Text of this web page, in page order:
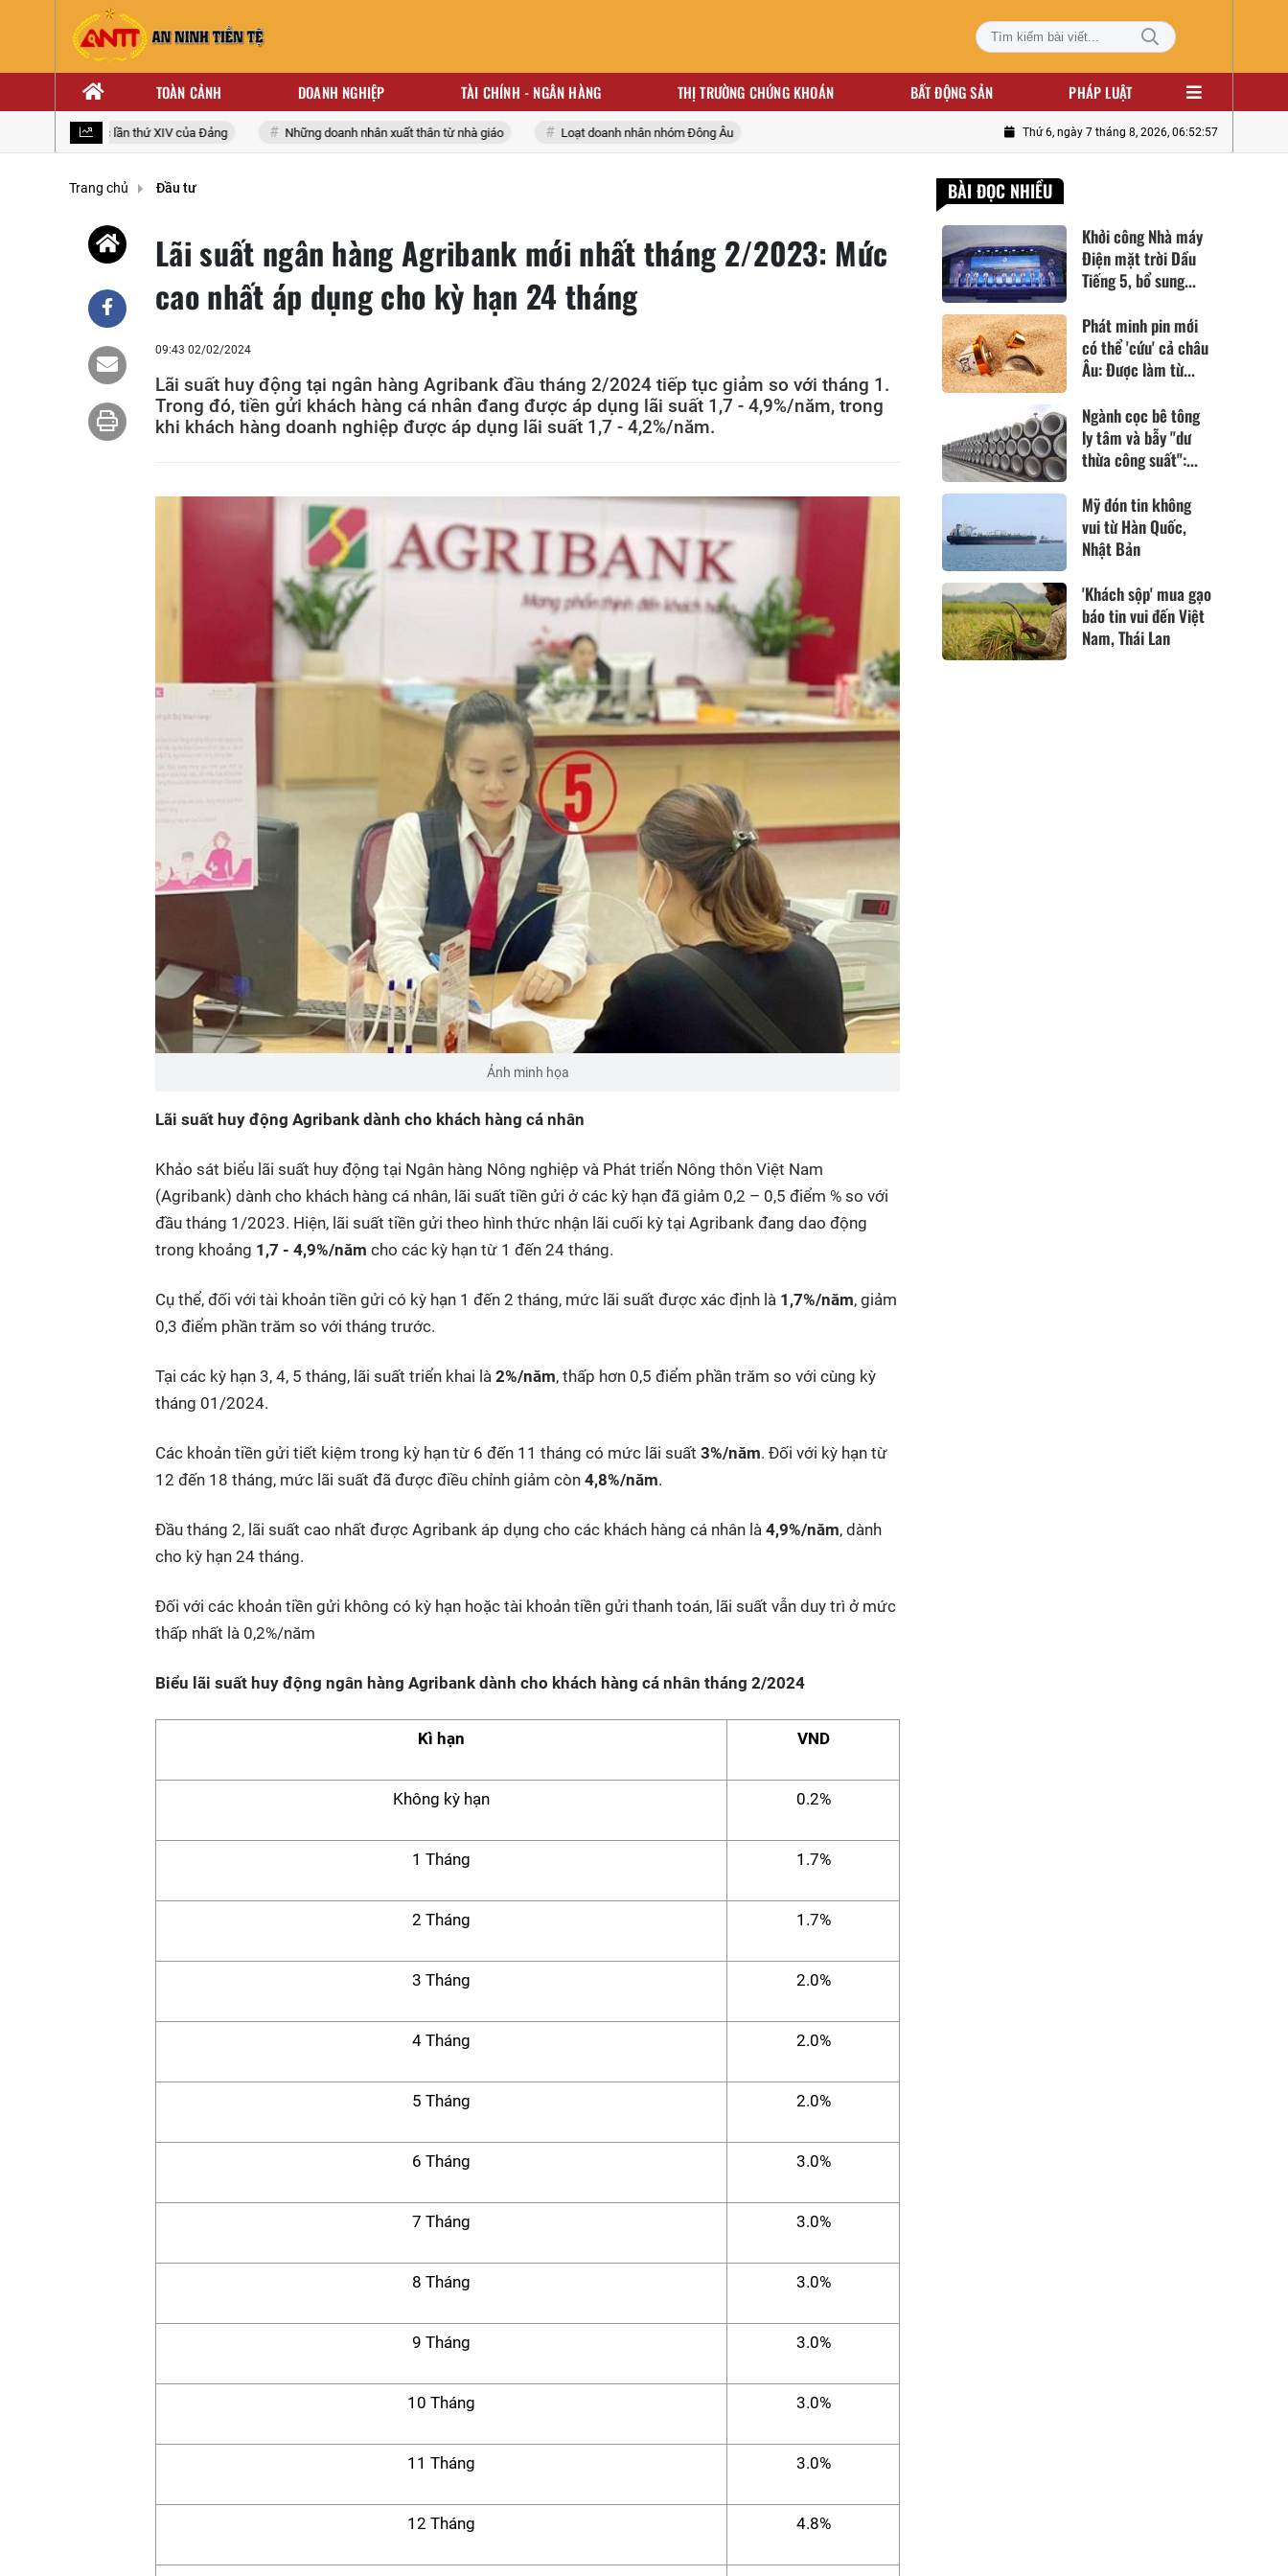
TOÀN CẢNH DOANH NGHIỆP TÀI CHÍNH - NGÂN HÀNG THỊ TRƯỜNG CHỨNG KHOÁN BẤT ĐỘNG SẢN PHÁP LUẬT
biểu toàn quốc lần thứ XIV của Đảng Những doanh nhân xuất thân từ nhà giáo Loạt doanh nhân nhóm Đông Âu Thứ 6, ngày 7 tháng 8, 2026, 06:52:58
Trang chủ Đầu tư
Lãi suất ngân hàng Agribank mới nhất tháng 2/2023: Mức
cao nhất áp dụng cho kỳ hạn 24 tháng
09:43 02/02/2024
Lãi suất huy động tại ngân hàng Agribank đầu tháng 2/2024 tiếp tục giảm so với tháng 1.
Trong đó, tiền gửi khách hàng cá nhân đang được áp dụng lãi suất 1,7 - 4,9%/năm, trong
khi khách hàng doanh nghiệp được áp dụng lãi suất 1,7 - 4,2%/năm.
Ảnh minh họa
Lãi suất huy động Agribank dành cho khách hàng cá nhân
Khảo sát biểu lãi suất huy động tại Ngân hàng Nông nghiệp và Phát triển Nông thôn Việt Nam
(Agribank) dành cho khách hàng cá nhân, lãi suất tiền gửi ở các kỳ hạn đã giảm 0,2 – 0,5 điểm % so với
đầu tháng 1/2023. Hiện, lãi suất tiền gửi theo hình thức nhận lãi cuối kỳ tại Agribank đang dao động
trong khoảng 1,7 - 4,9%/năm cho các kỳ hạn từ 1 đến 24 tháng.
Cụ thể, đối với tài khoản tiền gửi có kỳ hạn 1 đến 2 tháng, mức lãi suất được xác định là 1,7%/năm, giảm
0,3 điểm phần trăm so với tháng trước.
Tại các kỳ hạn 3, 4, 5 tháng, lãi suất triển khai là 2%/năm, thấp hơn 0,5 điểm phần trăm so với cùng kỳ
tháng 01/2024.
Các khoản tiền gửi tiết kiệm trong kỳ hạn từ 6 đến 11 tháng có mức lãi suất 3%/năm. Đối với kỳ hạn từ
12 đến 18 tháng, mức lãi suất đã được điều chỉnh giảm còn 4,8%/năm.
Đầu tháng 2, lãi suất cao nhất được Agribank áp dụng cho các khách hàng cá nhân là 4,9%/năm, dành
cho kỳ hạn 24 tháng.
Đối với các khoản tiền gửi không có kỳ hạn hoặc tài khoản tiền gửi thanh toán, lãi suất vẫn duy trì ở mức
thấp nhất là 0,2%/năm
Biểu lãi suất huy động ngân hàng Agribank dành cho khách hàng cá nhân tháng 2/2024
Kì hạn VND
Không kỳ hạn 0.2%
1 Tháng 1.7%
2 Tháng 1.7%
3 Tháng 2.0%
4 Tháng 2.0%
5 Tháng 2.0%
6 Tháng 3.0%
7 Tháng 3.0%
8 Tháng 3.0%
9 Tháng 3.0%
10 Tháng 3.0%
11 Tháng 3.0%
12 Tháng 4.8%
BÀI ĐỌC NHIỀU
Khởi công Nhà máy
Điện mặt trời Dầu
Tiếng 5, bổ sung...
Phát minh pin mới
có thể 'cứu' cả châu
Âu: Được làm từ...
Ngành cọc bê tông
ly tâm và bẫy "dư
thừa công suất":...
Mỹ đón tin không
vui từ Hàn Quốc,
Nhật Bản
'Khách sộp' mua gạo
báo tin vui đến Việt
Nam, Thái Lan